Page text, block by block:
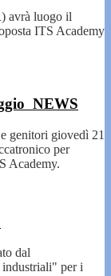
avrà luogo il
ITS Academy
NEWS
genitori giovedì 21
per
Academy.
dal
industriali" per i